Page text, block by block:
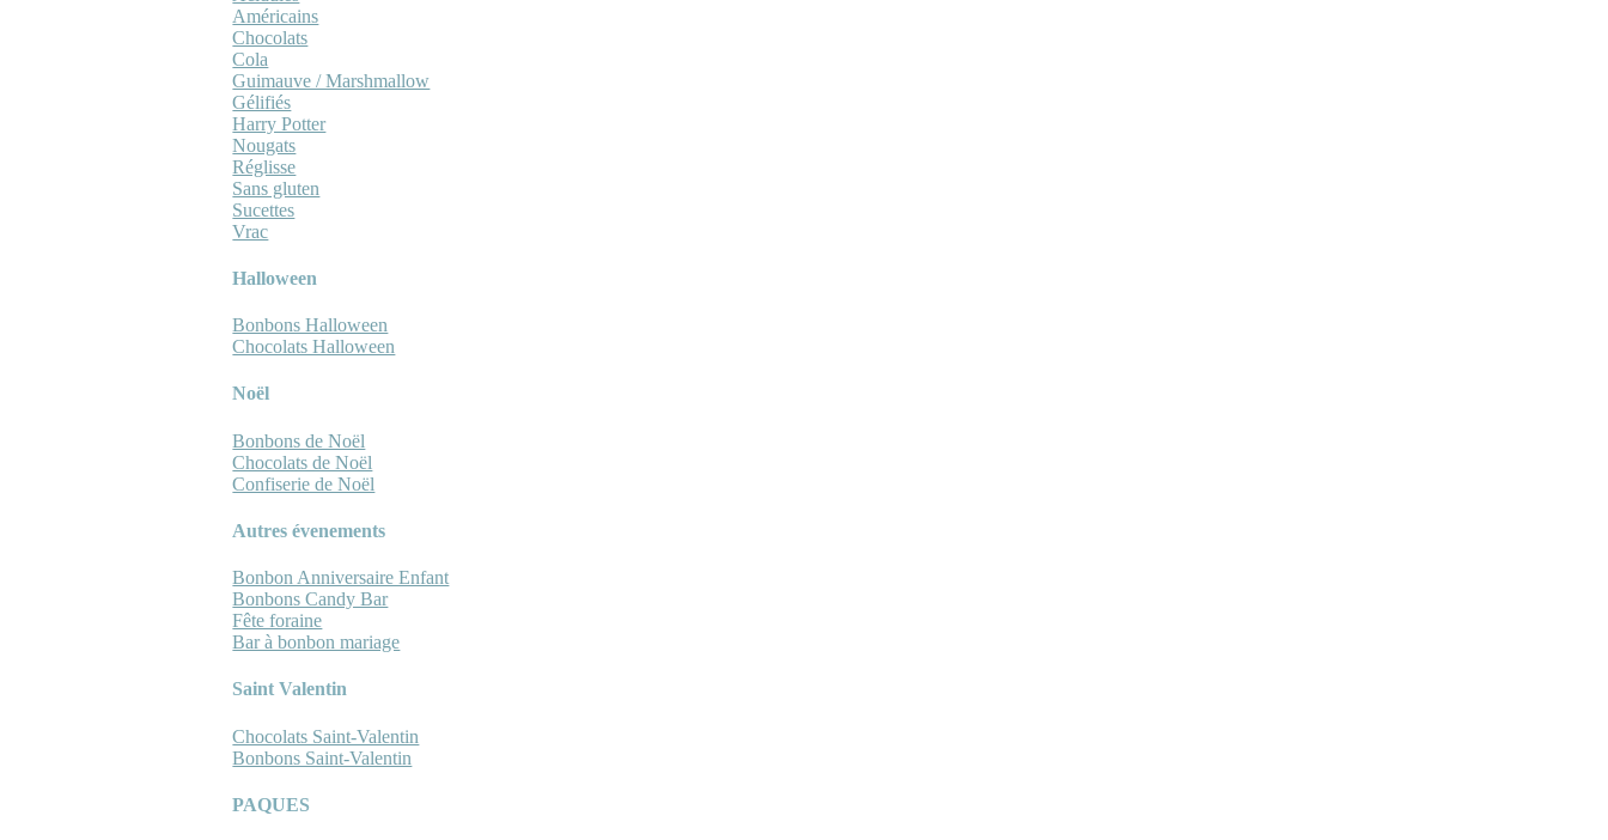
Américains
Chocolats
Cola
Guimauve / Marshmallow
Gélifiés
Harry Potter
Nougats
Réglisse
Sans gluten
Sucettes
Vrac
Halloween
Bonbons Halloween
Chocolats Halloween
Noël
Bonbons de Noël
Chocolats de Noël
Confiserie de Noël
Autres évenements
Bonbon Anniversaire Enfant
Bonbons Candy Bar
Fête foraine
Bar à bonbon mariage
Saint Valentin
Chocolats Saint-Valentin
Bonbons Saint-Valentin
PAQUES